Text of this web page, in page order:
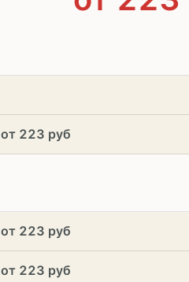
от 223 руб
от 223 руб
от 223 руб